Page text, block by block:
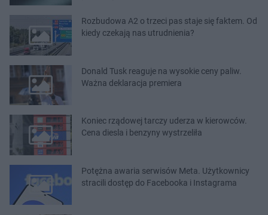
Rozbudowa A2 o trzeci pas staje się faktem. Od
kiedy czekają nas utrudnienia?
Donald Tusk reaguje na wysokie ceny paliw.
Ważna deklaracja premiera
Koniec rządowej tarczy uderza w kierowców.
Cena diesla i benzyny wystrzeliła
Potężna awaria serwisów Meta. Użytkownicy
stracili dostęp do Facebooka i Instagrama